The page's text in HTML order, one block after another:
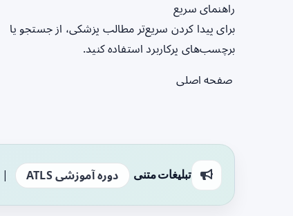
راهنمای سریع
برای پیدا کردن سریع‌تر مطالب پزشکی، از جستجو یا
برچسب‌های پرکاربرد استفاده کنید.
صفحه اصلی
تبلیغات متنی دوره آموزشی ATLS |